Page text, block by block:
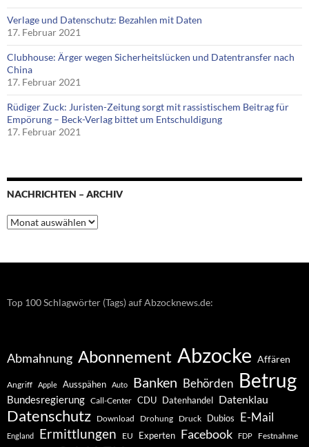
Verlage und Datenschutz: Bezahlen mit Daten
17. Februar 2021
Clubhouse: Ärger wegen Sicherheitslücken und Datentransfer nach
China
17. Februar 2021
Rüdiger Zuck: Juristen-Zeitung sorgt mit rassistischem Beitrag für
Empörung – Beck-Verlag bittet um Entschuldigung
17. Februar 2021
NACHRICHTEN – ARCHIV
Nachrichten
–
Top 100 Schlagwörter (Tags) auf Abzocknews.de:
Abmahnung Abonnement Abzocke Affären
Angriff Apple Ausspähen Auto Banken Behörden Betrug
Bundesregierung Call-Center CDU Datenhandel Datenklau
Datenschutz Download Drohung Druck Dubios E-Mail
England Ermittlungen EU Experten Facebook FDP Festnahme